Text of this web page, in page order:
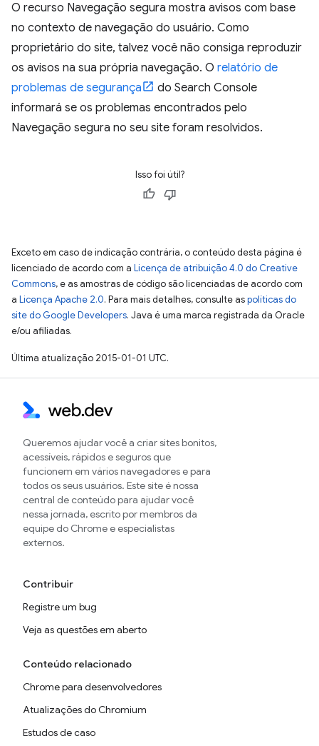
O recurso Navegação segura mostra avisos com base
no contexto de navegação do usuário. Como
proprietário do site, talvez você não consiga reproduzir
os avisos na sua própria navegação. O relatório de
problemas de segurança
do Search Console
informará se os problemas encontrados pelo
Navegação segura no seu site foram resolvidos.
Isso foi útil?
Exceto em caso de indicação contrária, o conteúdo desta página é
licenciado de acordo com a Licença de atribuição 4.0 do Creative
Commons, e as amostras de código são licenciadas de acordo com
a Licença Apache 2.0. Para mais detalhes, consulte aspolíticas do
site do Google Developers. Java é uma marca registrada da Oracle
e/ou afiliadas.
Última atualização 2015-01-01 UTC.
Queremos ajudar você a criar sites bonitos,
acessíveis, rápidos e seguros que
funcionem em vários navegadores e para
todos os seus usuários. Este site é nossa
central de conteúdo para ajudar você
nessa jornada, escrito por membros da
equipe do Chrome e especialistas
externos.
Contribuir
Registre um bug
Veja as questões em aberto
Conteúdo relacionado
Chrome para desenvolvedores
Atualizações do Chromium
Estudos de caso